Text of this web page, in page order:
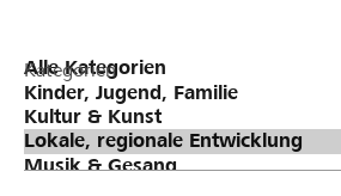
Kategorien